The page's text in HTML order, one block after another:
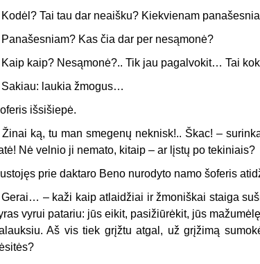
Tai tau dar neaišku? Kiekvienam
Kas čia dar per nesąmonė?
kaip? Nesąmonė?.. Tik jau pagalvokit… Tai
Sakiau: laukia žmogus…
išsišiepė.
ką, tu man smegenų neknisk!.. Škac! –
Nė velnio ji nemato, kitaip – ar lįstų po tekiniais?
prie daktaro Beno nurodyto namo šoferis
Gerai… – kaži kaip atlaidžiai ir žmoniškai staiga
vyrui patariu: jūs eikit, pasižiūrėkit, jūs
Aš vis tiek grįžtu atgal, už grįžimą